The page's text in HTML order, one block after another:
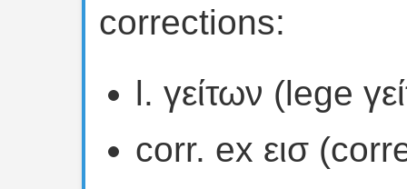
corrections:
l. γείτων (lege
corr. ex εισ